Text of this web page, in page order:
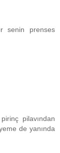
senin prenses
pilavından
de yanında